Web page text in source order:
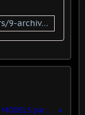
https://www.chars-francais.net/2015/index.php/engins-blindes/chars/9-archives/de-1945-1990/1255-1960-amx-13-chaffee
MAZ-73132 tracteur de piste '"YVS MODELS par VOLK" - 1/43 - par hervé C.